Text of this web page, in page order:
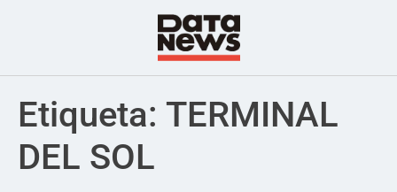
Etiqueta: TERMINAL
DEL SOL